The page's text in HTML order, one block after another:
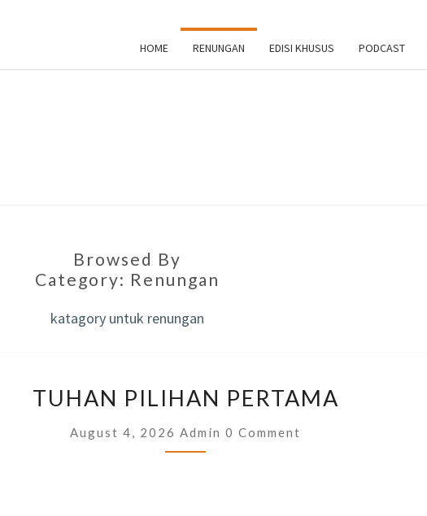
HOME RENUNGAN EDISI KHUSUS PODCAST
Browsed By
Category: Renungan
katagory untuk renungan
PILIHAN
PERTAMA
TUHAN PILIHAN PERTAMA
August 4, 2026 Admin Comments
0 Comment